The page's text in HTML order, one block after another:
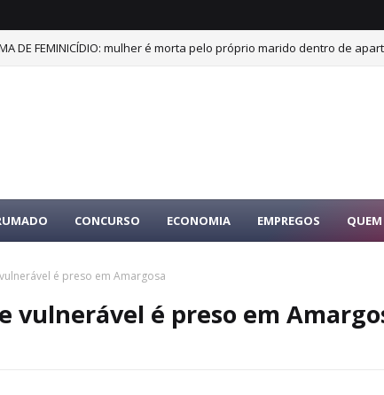
DE FEMINICÍDIO: mulher é morta pelo próprio marido dentro de
CONCURSO ECONOMIA EMPREGOS
é preso em Amargosa
vulnerável é preso em